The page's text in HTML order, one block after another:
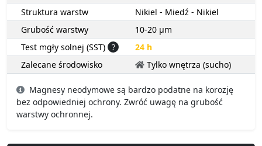
Struktura warstw
Nikiel - Miedź - Nikiel
Grubość warstwy
10-20 µm
Test mgły solnej (SST) ?
24 h
Zalecane środowisko
Tylko wnętrza (sucho)
Magnesy neodymowe są bardzo podatne na korozję
bez odpowiedniej ochrony. Zwróć uwagę na grubość
warstwy ochronnej.